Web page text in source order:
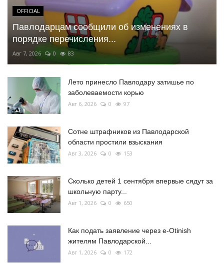
OFFICIAL
Павлодарцам сообщили об изменениях в
порядке перечисления...
Авг 7, 2026 0 83
Лето принесло Павлодару затишье по
заболеваемости корью
Авг 6, 2026 0 97
Сотне штрафников из Павлодарской
области простили взыскания
Авг 3, 2026 0 153
Сколько детей 1 сентября впервые сядут за
школьную парту...
Авг 1, 2026 0 650
Как подать заявление через e-Otinish
жителям Павлодарской...
Авг 1, 2026 0 172